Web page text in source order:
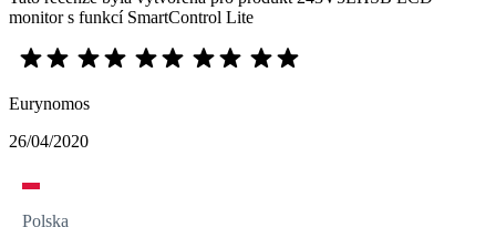
monitor s funkcí SmartControl Lite
Eurynomos
26/04/2020
Polska